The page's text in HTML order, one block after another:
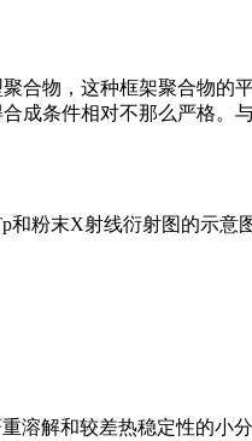
合物，这种框架聚合物的
成条件相对不那么严格。
和粉末X射线衍射图的示意
溶解和较差热稳定性的小